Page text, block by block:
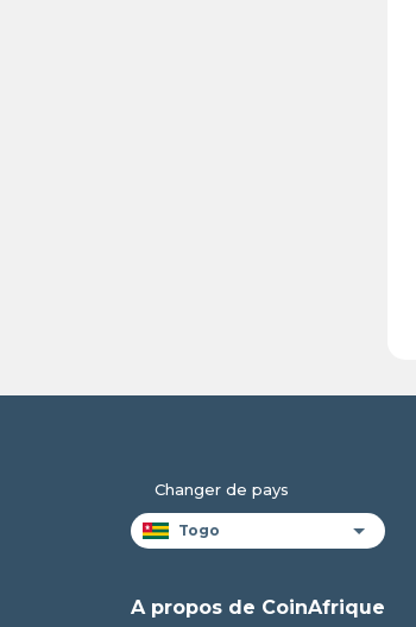
Changer de pays
A propos de CoinAfrique